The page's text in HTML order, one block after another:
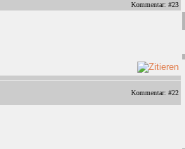
Kommentar: #23
Kommentar: #22